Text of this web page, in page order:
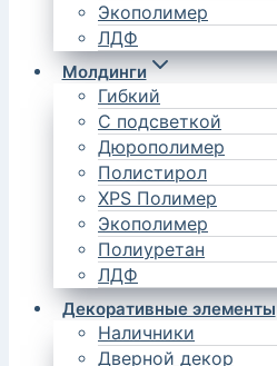
Экополимер
ЛДФ
Молдинги
Гибкий
С подсветкой
Дюрополимер
Полистирол
XPS Полимер
Экополимер
Полиуретан
ЛДФ
Декоративные элементы
Наличники
Дверной декор